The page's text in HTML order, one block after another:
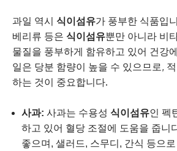
과일 역시 식이섬유가 풍부한 식품입
베리류 등은 식이섬유뿐만 아니라 비
물질을 풍부하게 함유하고 있어 건강
일은 당분 함량이 높을 수 있으므로,
하는 것이 중요합니다.
사과: 사과는 수용성 식이섬유인 펙
하고 있어 혈당 조절에 도움을 줍니
좋으며, 샐러드, 스무디, 간식 등으